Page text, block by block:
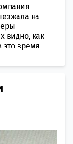
на
видно, как
это время